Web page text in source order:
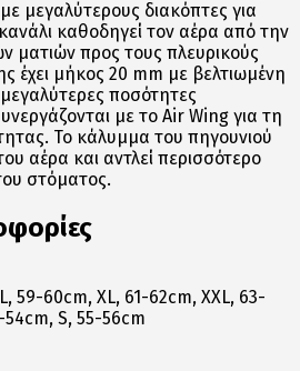
μεγαλύτερους διακόπτες για
καθοδηγεί τον αέρα από την
ματιών προς τους πλευρικούς
έχει μήκος 20 mm με βελτιωμένη
ποσότητες
με το Air Wing για τη
Το κάλυμμα του πηγουνιού
αέρα και αντλεί περισσότερο
στόματος.
59-60cm, XL, 61-62cm, XXL, 63-
54cm, S, 55-56cm